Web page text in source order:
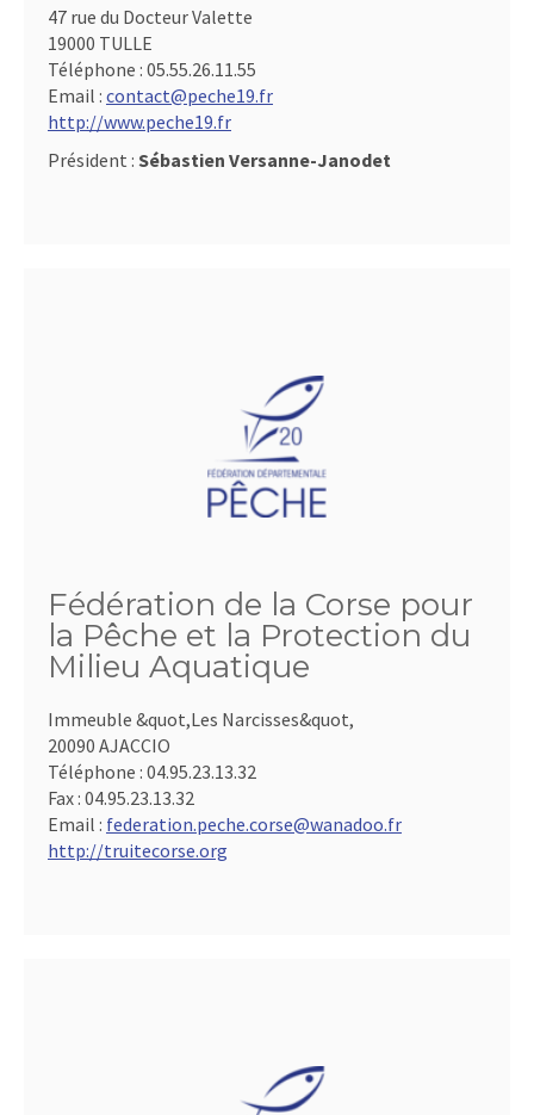
47 rue du Docteur Valette
19000 TULLE
Téléphone : 05.55.26.11.55
Email : contact@peche19.fr
http://www.peche19.fr
Président : Sébastien Versanne-Janodet
Fédération de la Corse pour
la Pêche et la Protection du
Milieu Aquatique
Immeuble &quot,Les Narcisses&quot,
20090 AJACCIO
Téléphone : 04.95.23.13.32
Fax : 04.95.23.13.32
Email : federation.peche.corse@wanadoo.fr
http://truitecorse.org